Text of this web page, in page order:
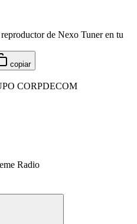
de Nexo Tuner en tu
copiar
CORPDECOM
Radio